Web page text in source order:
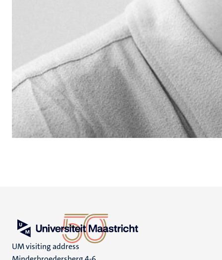
UM visiting address